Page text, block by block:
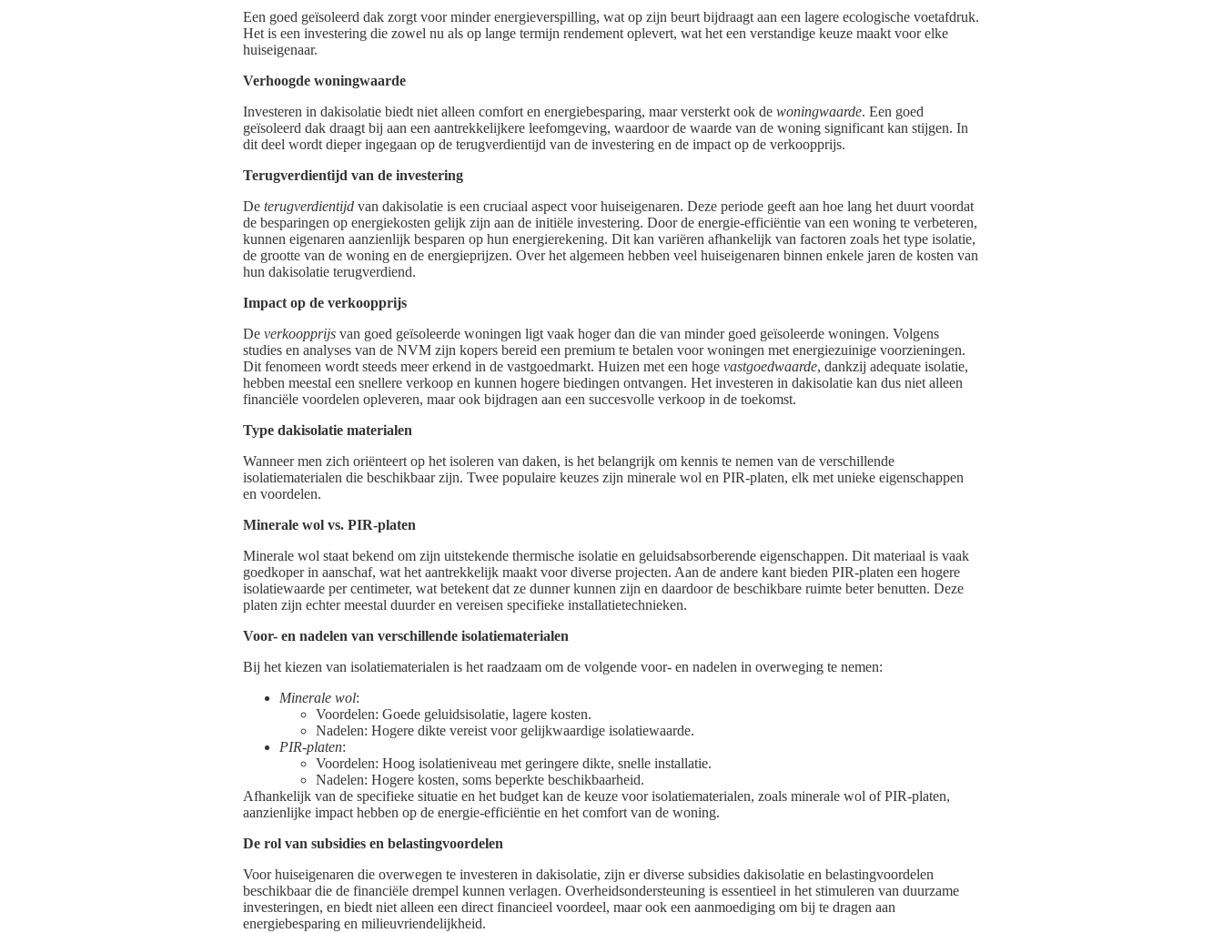
Een goed geïsoleerd dak zorgt voor minder energieverspilling, wat op zijn beurt bijdraagt aan een lagere ecologische voetafdruk.
Het is een investering die zowel nu als op lange termijn rendement oplevert, wat het een verstandige keuze maakt voor elke
huiseigenaar.
Verhoogde woningwaarde
Investeren in dakisolatie biedt niet alleen comfort en energiebesparing, maar versterkt ook de woningwaarde. Een goed
geïsoleerd dak draagt bij aan een aantrekkelijkere leefomgeving, waardoor de waarde van de woning significant kan stijgen. In
dit deel wordt dieper ingegaan op de terugverdientijd van de investering en de impact op de verkoopprijs.
Terugverdientijd van de investering
De terugverdientijd van dakisolatie is een cruciaal aspect voor huiseigenaren. Deze periode geeft aan hoe lang het duurt voordat
de besparingen op energiekosten gelijk zijn aan de initiële investering. Door de energie-efficiëntie van een woning te verbeteren,
kunnen eigenaren aanzienlijk besparen op hun energierekening. Dit kan variëren afhankelijk van factoren zoals het type isolatie,
de grootte van de woning en de energieprijzen. Over het algemeen hebben veel huiseigenaren binnen enkele jaren de kosten van
hun dakisolatie terugverdiend.
Impact op de verkoopprijs
De verkoopprijs van goed geïsoleerde woningen ligt vaak hoger dan die van minder goed geïsoleerde woningen. Volgens
studies en analyses van de NVM zijn kopers bereid een premium te betalen voor woningen met energiezuinige voorzieningen.
Dit fenomeen wordt steeds meer erkend in de vastgoedmarkt. Huizen met een hoge vastgoedwaarde, dankzij adequate isolatie,
hebben meestal een snellere verkoop en kunnen hogere biedingen ontvangen. Het investeren in dakisolatie kan dus niet alleen
financiële voordelen opleveren, maar ook bijdragen aan een succesvolle verkoop in de toekomst.
Type dakisolatie materialen
Wanneer men zich oriënteert op het isoleren van daken, is het belangrijk om kennis te nemen van de verschillende
isolatiematerialen die beschikbaar zijn. Twee populaire keuzes zijn minerale wol en PIR-platen, elk met unieke eigenschappen
en voordelen.
Minerale wol vs. PIR-platen
Minerale wol staat bekend om zijn uitstekende thermische isolatie en geluidsabsorberende eigenschappen. Dit materiaal is vaak
goedkoper in aanschaf, wat het aantrekkelijk maakt voor diverse projecten. Aan de andere kant bieden PIR-platen een hogere
isolatiewaarde per centimeter, wat betekent dat ze dunner kunnen zijn en daardoor de beschikbare ruimte beter benutten. Deze
platen zijn echter meestal duurder en vereisen specifieke installatietechnieken.
Voor- en nadelen van verschillende isolatiematerialen
Bij het kiezen van isolatiematerialen is het raadzaam om de volgende voor- en nadelen in overweging te nemen:
Minerale wol:
Voordelen: Goede geluidsisolatie, lagere kosten.
Nadelen: Hogere dikte vereist voor gelijkwaardige isolatiewaarde.
PIR-platen:
Voordelen: Hoog isolatieniveau met geringere dikte, snelle installatie.
Nadelen: Hogere kosten, soms beperkte beschikbaarheid.
Afhankelijk van de specifieke situatie en het budget kan de keuze voor isolatiematerialen, zoals minerale wol of PIR-platen,
aanzienlijke impact hebben op de energie-efficiëntie en het comfort van de woning.
De rol van subsidies en belastingvoordelen
Voor huiseigenaren die overwegen te investeren in dakisolatie, zijn er diverse subsidies dakisolatie en belastingvoordelen
beschikbaar die de financiële drempel kunnen verlagen. Overheidsondersteuning is essentieel in het stimuleren van duurzame
investeringen, en biedt niet alleen een direct financieel voordeel, maar ook een aanmoediging om bij te dragen aan
energiebesparing en milieuvriendelijkheid.